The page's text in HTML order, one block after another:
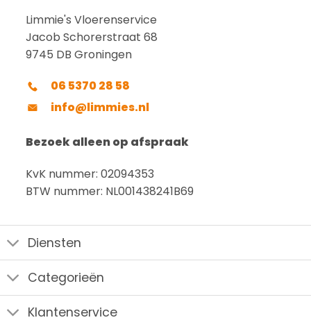
Limmie's Vloerenservice
Jacob Schorerstraat 68
9745 DB Groningen
06 5370 28 58
info@limmies.nl
Bezoek alleen op afspraak
KvK nummer: 02094353
BTW nummer: NL001438241B69
Diensten
Categorieën
Klantenservice